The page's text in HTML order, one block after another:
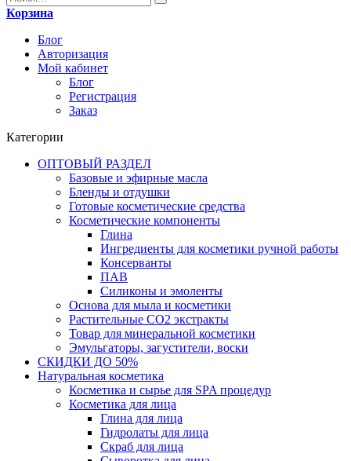
Корзина
Блог
Авторизация
Мой кабинет
Блог
Регистрация
Заказ
Категории
ОПТОВЫЙ РАЗДЕЛ
Базовые и эфирные масла
Бленды и отдушки
Готовые косметические средства
Косметические компоненты
Глина
Ингредиенты для косметики ручной работы
Консерванты
ПАВ
Силиконы и эмоленты
Основа для мыла и косметики
Растительные СО2 экстракты
Товар для минеральной косметики
Эмульгаторы, загустители, воски
СКИДКИ ДО 50%
Натуральная косметика
Косметика и сырье для SPA процедур
Косметика для лица
Глина для лица
Гидролаты для лица
Скраб для лица